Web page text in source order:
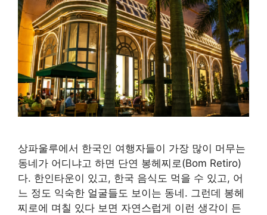
상파울루에서 한국인 여행자들이 가장 많이 머무는
동네가 어디냐고 하면 단연 봉헤찌로(Bom Retiro)
다. 한인타운이 있고, 한국 음식도 먹을 수 있고, 어
느 정도 익숙한 얼굴들도 보이는 동네. 그런데 봉헤
찌로에 며칠 있다 보면 자연스럽게 이런 생각이 든